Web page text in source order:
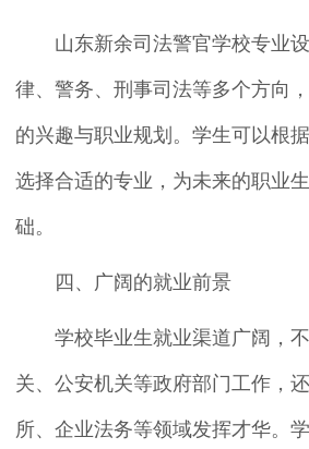
山东新余司法警官学校专业
律、警务、刑事司法等多个方向
的兴趣与职业规划。学生可以根
选择合适的专业，为未来的职业
础。
四、广阔的就业前景
学校毕业生就业渠道广阔，
关、公安机关等政府部门工作，
所、企业法务等领域发挥才华。